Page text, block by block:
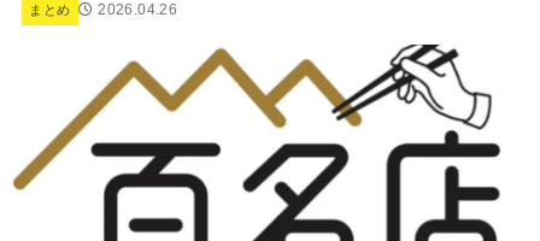
まとめ 2026.04.26